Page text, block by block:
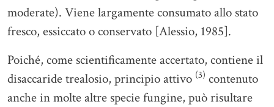
moderate). Viene largamente consumato allo stato
fresco, essiccato o conservato [Alessio, 1985].
Poiché, come scientificamente accertato, contiene il
disaccaride trealosio, principio attivo (3) contenuto
anche in molte altre specie fungine, può risultare